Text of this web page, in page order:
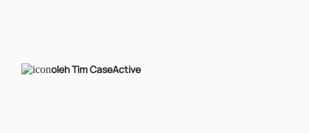
oleh Tim CaseActive